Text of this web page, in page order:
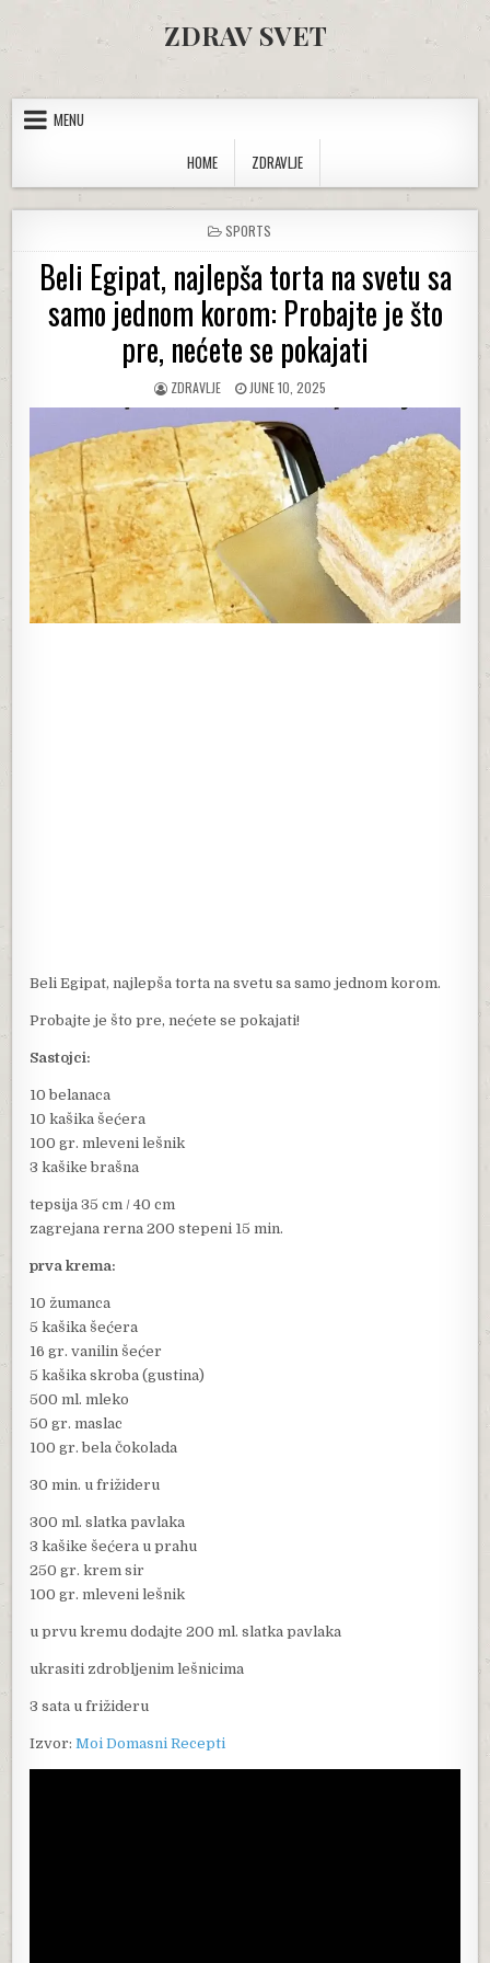
ZDRAV SVET
MENU
HOME
ZDRAVLJE
POSTED IN
SPORTS
Beli Egipat, najlepša torta na svetu sa
samo jednom korom: Probajte je što
pre, nećete se pokajati
AUTHOR:
ZDRAVLJE PUBLISHED DATE:
JUNE 10, 2025
Beli Egipat, najlepša torta na svetu sa samo jednom korom.
Probajte je što pre, nećete se pokajati!
Sastojci:
10 belanaca
10 kašika šećera
100 gr. mleveni lešnik
3 kašike brašna
tepsija 35 cm / 40 cm
zagrejana rerna 200 stepeni 15 min.
prva krema:
10 žumanca
5 kašika šećera
16 gr. vanilin šećer
5 kašika skroba (gustina)
500 ml. mleko
50 gr. maslac
100 gr. bela čokolada
30 min. u frižideru
300 ml. slatka pavlaka
3 kašike šećera u prahu
250 gr. krem sir
100 gr. mleveni lešnik
u prvu kremu dodajte 200 ml. slatka pavlaka
ukrasiti zdrobljenim lešnicima
3 sata u frižideru
Izvor:Moi Domasni Recepti